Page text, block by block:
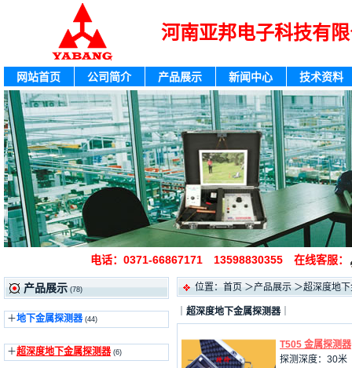
河南亚邦电子科技有
网站首页 公司简介 产品展示 新闻中心 技术资料
电话：0371-66867171 13598830355 在线客服：
产品展示 (78)
＋地下金属探测器 (44)
＋超深度地下金属探测器 (6)
位置：首页＞产品展示＞超深度地
超深度地下金属探测器
T505 金属探测器
探测深度：30米